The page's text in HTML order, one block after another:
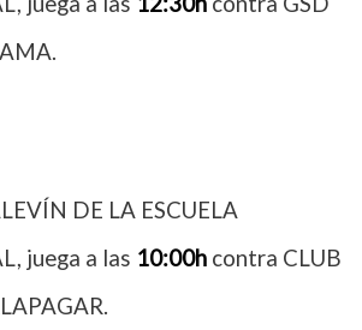
DE LA ESCUELA
juega a las 10:00h contra CLUB